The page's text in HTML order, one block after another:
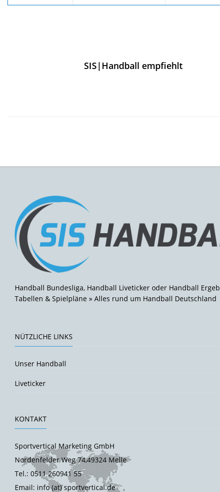
SIS|Handball empfiehlt
Handball Bundesliga, Handball Liveticker oder Handball
Tabellen & Spielpläne » Alles rund um Handball Deutschland
NÜTZLICHE LINKS
Unser Handball
Liveticker
KONTAKT
Sportvertical Marketing GmbH
Nordenfelder Weg 74,49324 Melle
Tel.: 0511 260941 55
Email: info (at) sportvertical.de